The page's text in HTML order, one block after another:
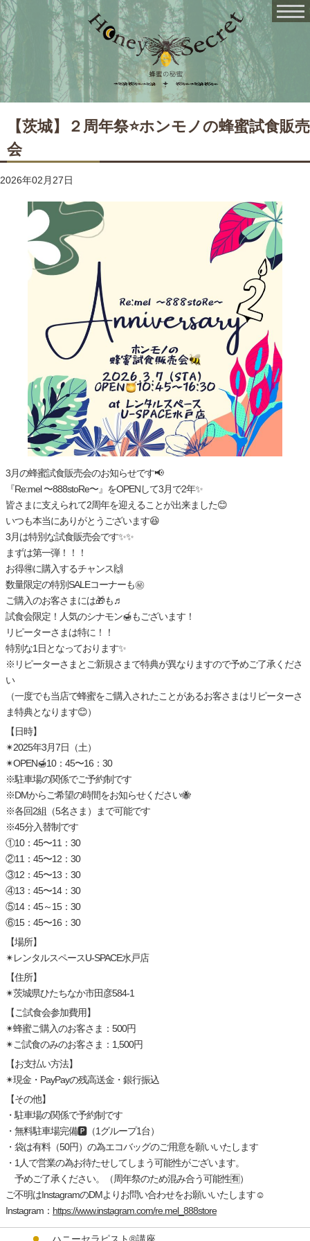
【茨城】２周年祭⭐️ホンモノの蜂蜜試食販売
会
2026年02月27日
3月の蜂蜜試食販売会のお知らせです📢
『Re:mel 〜888stoRe〜』をOPENして3月で2年✨
皆さまに支えられて2周年を迎えることが出来ました😊
いつも本当にありがとうございます😆
3月は特別な試食販売会です✨✨
まずは第一弾！！！
お得🉐に購入するチャンス🙌
数量限定の特別SALEコーナーも㊙️
ご購入のお客さまには🎁も♬
試食会限定！人気のシナモン🍯もございます！
リピーターさまは特に！！
特別な1日となっております✨
※リピーターさまとご新規さまで特典が異なりますので予めご了承くださ
い
（一度でも当店で蜂蜜をご購入されたことがあるお客さまはリピーターさ
ま特典となります😊）
【日時】
✴︎2025年3月7日（土）
✴︎OPEN🍯10：45〜16：30
※駐車場の関係でご予約制です
※DMからご希望の時間をお知らせください🐝
※各回2組（5名さま）まで可能です
※45分入替制です
①10：45〜11：30
②11：45〜12：30
③12：45〜13：30
④13：45〜14：30
⑤14：45～15：30
⑥15：45〜16：30
【場所】
✴︎レンタルスペースU-SPACE水戸店
【住所】
✴︎茨城県ひたちなか市田彦584-1
【ご試食会参加費用】
✴︎蜂蜜ご購入のお客さま：500円
✴︎ご試食のみのお客さま：1,500円
【お支払い方法】
✴︎現金・PayPayの残高送金・銀行振込
【その他】
・駐車場の関係で予約制です
・無料駐車場完備🅿️（1グループ1台）
・袋は有料（50円）の為エコバッグのご用意を願いいたします
・1人で営業の為お待たせしてしまう可能性がございます。
予めご了承ください。（周年祭のため混み合う可能性🈶）
ご不明はInstagramのDMよりお問い合わせをお願いいたします☺️
Instagram： https://www.instagram.com/re.mel_888store